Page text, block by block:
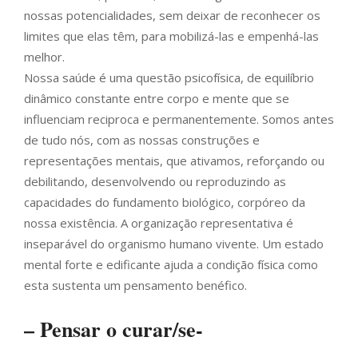
nossas potencialidades, sem deixar de reconhecer os
limites que elas têm, para mobilizá-las e empenhá-las
melhor.
Nossa saúde é uma questão psicofísica, de equilíbrio
dinâmico constante entre corpo e mente que se
influenciam reciproca e permanentemente. Somos antes
de tudo nós, com as nossas construções e
representações mentais, que ativamos, reforçando ou
debilitando, desenvolvendo ou reproduzindo as
capacidades do fundamento biológico, corpóreo da
nossa existência. A organização representativa é
inseparável do organismo humano vivente. Um estado
mental forte e edificante ajuda a condição física como
esta sustenta um pensamento benéfico.
– Pensar o curar/se-